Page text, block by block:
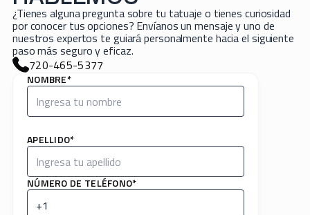
¿Tienes alguna pregunta sobre tu tatuaje o tienes curiosidad
por conocer tus opciones? Envíanos un mensaje y uno de
nuestros expertos te guiará personalmente hacia el siguiente
paso más seguro y eficaz.
720-465-5377
NOMBRE*
APELLIDO*
NÚMERO DE TELÉFONO*